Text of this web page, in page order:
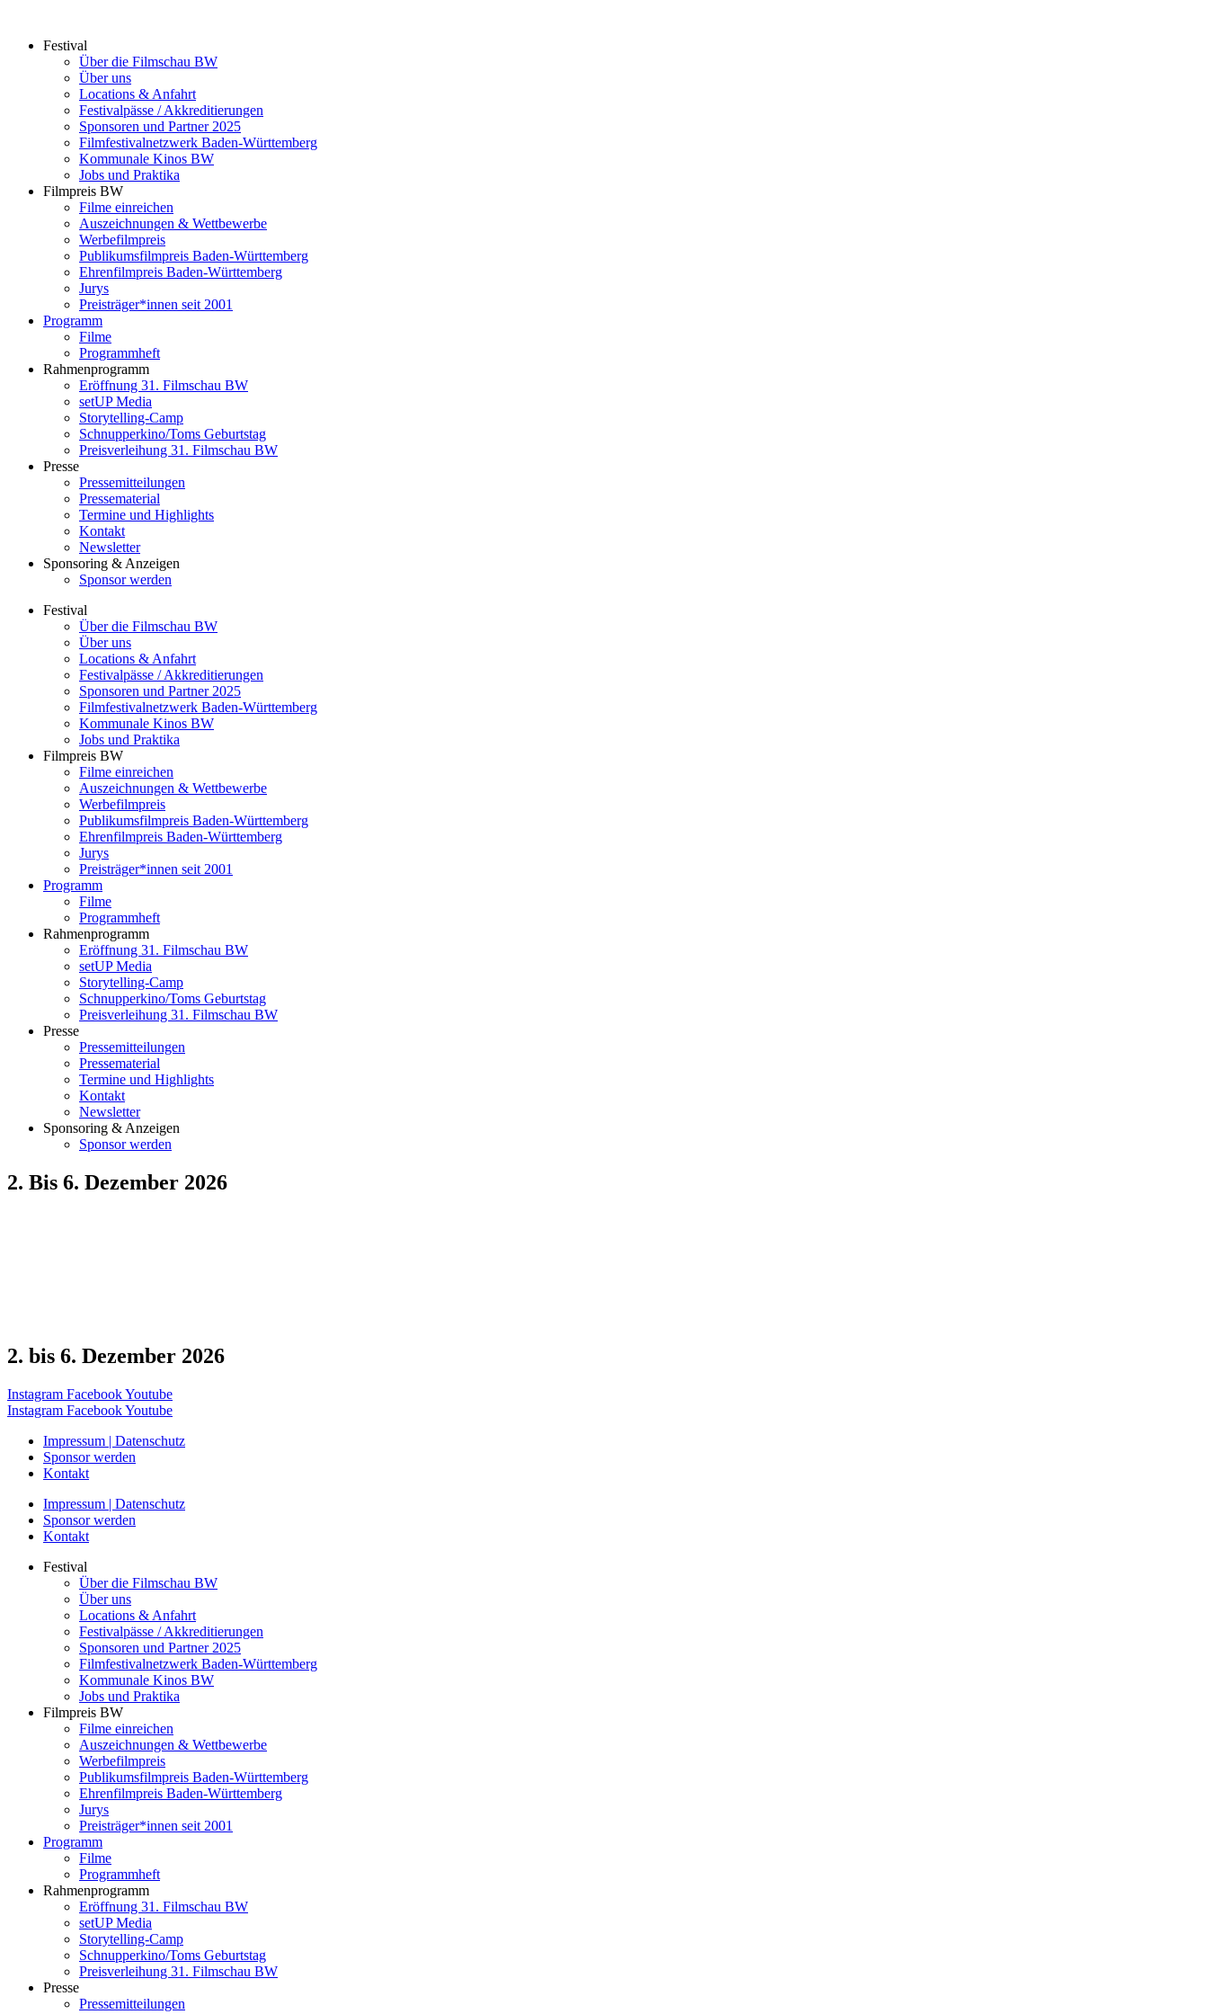
springenFestival
Über die Filmschau BW
Über uns
Locations & Anfahrt
Festivalpässe / Akkreditierungen
Sponsoren und Partner 2025
Filmfestivalnetzwerk ­Baden-Württemberg
Kommunale Kinos BW
Jobs und Praktika
Filmpreis BW
Filme einreichen
Auszeichnungen & Wettbewerbe
Werbefilmpreis
Publikumsfilmpreis Baden-Württemberg
Ehrenfilmpreis Baden-Württemberg
Jurys
Preisträger*innen seit 2001
Programm
Filme
Programmheft
Rahmenprogramm
Eröffnung 31. Filmschau BW
setUP Media
Storytelling-Camp
Schnupperkino/Toms Geburtstag
Preisverleihung 31. Filmschau BW
Presse
Pressemitteilungen
Pressematerial
Termine und Highlights
Kontakt
Newsletter
Sponsoring & Anzeigen
Sponsor werden
Festival
Über die Filmschau BW
Über uns
Locations & Anfahrt
Festivalpässe / Akkreditierungen
Sponsoren und Partner 2025
Filmfestivalnetzwerk ­Baden-Württemberg
Kommunale Kinos BW
Jobs und Praktika
Filmpreis BW
Filme einreichen
Auszeichnungen & Wettbewerbe
Werbefilmpreis
Publikumsfilmpreis Baden-Württemberg
Ehrenfilmpreis Baden-Württemberg
Jurys
Preisträger*innen seit 2001
Programm
Filme
Programmheft
Rahmenprogramm
Eröffnung 31. Filmschau BW
setUP Media
Storytelling-Camp
Schnupperkino/Toms Geburtstag
Preisverleihung 31. Filmschau BW
Presse
Pressemitteilungen
Pressematerial
Termine und Highlights
Kontakt
Newsletter
Sponsoring & Anzeigen
Sponsor werden
2. Bis 6. Dezember 2026
2. bis 6. Dezember 2026
Instagram FacebookYoutube
Instagram FacebookYoutube
Impressum | Datenschutz
Sponsor werden
Kontakt
Impressum | Datenschutz
Sponsor werden
Kontakt
Festival
Über die Filmschau BW
Über uns
Locations & Anfahrt
Festivalpässe / Akkreditierungen
Sponsoren und Partner 2025
Filmfestivalnetzwerk ­Baden-Württemberg
Kommunale Kinos BW
Jobs und Praktika
Filmpreis BW
Filme einreichen
Auszeichnungen & Wettbewerbe
Werbefilmpreis
Publikumsfilmpreis Baden-Württemberg
Ehrenfilmpreis Baden-Württemberg
Jurys
Preisträger*innen seit 2001
Programm
Filme
Programmheft
Rahmenprogramm
Eröffnung 31. Filmschau BW
setUP Media
Storytelling-Camp
Schnupperkino/Toms Geburtstag
Preisverleihung 31. Filmschau BW
Presse
Pressemitteilungen